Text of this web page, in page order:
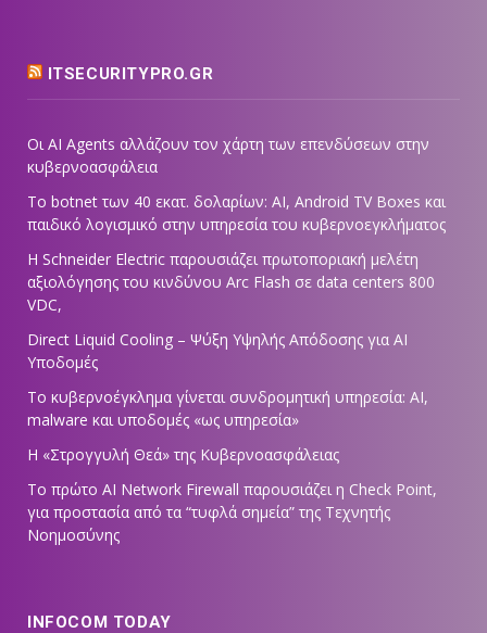
ITSECURITYPRO.GR
Οι AI Agents αλλάζουν τον χάρτη των επενδύσεων στην
κυβερνοασφάλεια
Το botnet των 40 εκατ. δολαρίων: AI, Android TV Boxes και
παιδικό λογισμικό στην υπηρεσία του κυβερνοεγκλήματος
Η Schneider Electric παρουσιάζει πρωτοποριακή μελέτη
αξιολόγησης του κινδύνου Arc Flash σε data centers 800
VDC,
Direct Liquid Cooling – Ψύξη Υψηλής Απόδοσης για AI
Υποδομές
Το κυβερνοέγκλημα γίνεται συνδρομητική υπηρεσία: AI,
malware και υποδομές «ως υπηρεσία»
Η «Στρογγυλή Θεά» της Κυβερνοασφάλειας
Tο πρώτο AI Network Firewall παρουσιάζει η Check Point,
για προστασία από τα “τυφλά σημεία” της Τεχνητής
Νοημοσύνης
INFOCOM TODAY